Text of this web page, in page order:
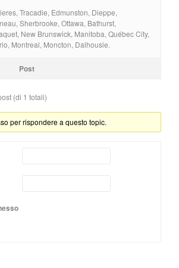
Tracadie, Edmunston, Dieppe,
Sherbrooke, Ottawa, Bathurst,
New Brunswick, Manitoba, Québec City,
Montreal, Moncton, Dalhousie.
Post
(di 1 totali)
per rispondere a questo topic.